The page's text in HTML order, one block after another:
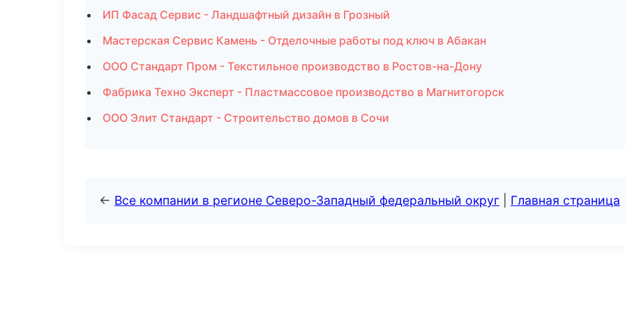
ИП Фасад Сервис - Ландшафтный дизайн в Грозный
Мастерская Сервис Камень - Отделочные работы под ключ в Абакан
ООО Стандарт Пром - Текстильное производство в Ростов-на-Дону
Фабрика Техно Эксперт - Пластмассовое производство в Магнитогорск
ООО Элит Стандарт - Строительство домов в Сочи
← Все компании в регионе Северо-Западный федеральный округ Главная страница